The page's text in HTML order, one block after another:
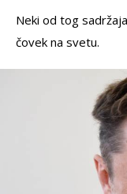
Neki od tog
čovek na svetu.